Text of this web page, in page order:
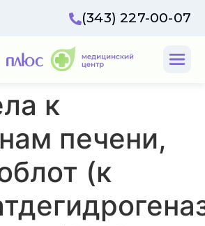
(343) 227-00-07
к
печени,
(к